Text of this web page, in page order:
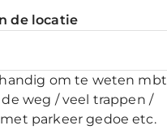
de locatie
om te weten mbt
weg / veel trappen /
parkeer gedoe etc.